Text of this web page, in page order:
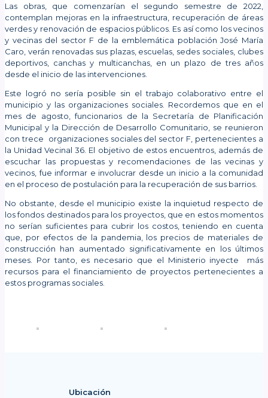
Las obras, que comenzarían el segundo semestre de 2022,
contemplan mejoras en la infraestructura, recuperación de áreas
verdes y renovación de espacios públicos. Es así como los vecinos
y vecinas del sector F de la emblemática población José María
Caro, verán renovadas sus plazas, escuelas, sedes sociales, clubes
deportivos, canchas y multicanchas, en un plazo de tres años
desde el inicio de las intervenciones.
Este logró no sería posible sin el trabajo colaborativo entre el
municipio y las organizaciones sociales. Recordemos que en el
mes de agosto, funcionarios de la Secretaría de Planificación
Municipal y la Dirección de Desarrollo Comunitario, se reunieron
con trece organizaciones sociales del sector F, pertenecientes a
la Unidad Vecinal 36. El objetivo de estos encuentros, además de
escuchar las propuestas y recomendaciones de las vecinas y
vecinos, fue informar e involucrar desde un inicio a la comunidad
en el proceso de postulación para la recuperación de sus barrios.
No obstante, desde el municipio existe la inquietud respecto de
los fondos destinados para los proyectos, que en estos momentos
no serían suficientes para cubrir los costos, teniendo en cuenta
que, por efectos de la pandemia, los precios de materiales de
construcción han aumentado significativamente en los últimos
meses. Por tanto, es necesario que el Ministerio inyecte más
recursos para el financiamiento de proyectos pertenecientes a
estos programas sociales.
Ubicación